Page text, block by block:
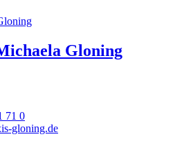
Gloning
71 0
gloning.de